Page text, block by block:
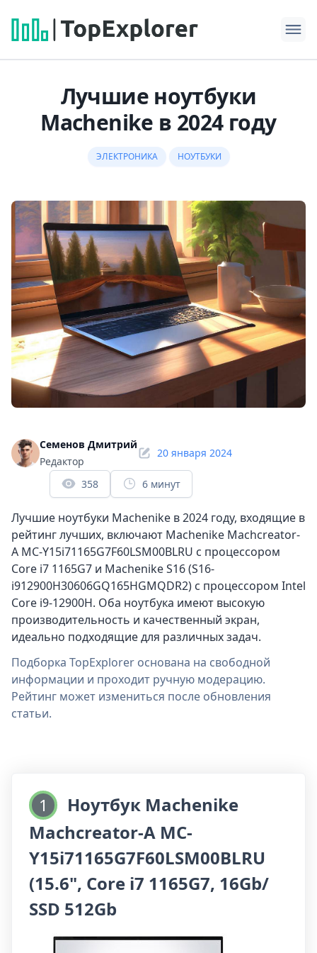
Лучшие ноутбуки
Machenike в 2024 году
ЭЛЕКТРОНИКА НОУТБУКИ
Семенов Дмитрий
Редактор
20 января 2024
358 6 минут
Лучшие ноутбуки Machenike в 2024 году, входящие в
рейтинг лучших, включают Machenike Machcreator-
A MC-Y15i71165G7F60LSM00BLRU с процессором
Core i7 1165G7 и Machenike S16 (S16-
i912900H30606GQ165HGMQDR2) с процессором Intel
Core i9-12900H. Оба ноутбука имеют высокую
производительность и качественный экран,
идеально подходящие для различных задач.
Подборка TopExplorer основана на свободной
информации и проходит ручную модерацию.
Рейтинг может измениться после обновления
статьи.
1
Ноутбук Machenike
Machcreator-A MC-
Y15i71165G7F60LSM00BLRU
(15.6", Core i7 1165G7, 16Gb/
SSD 512Gb